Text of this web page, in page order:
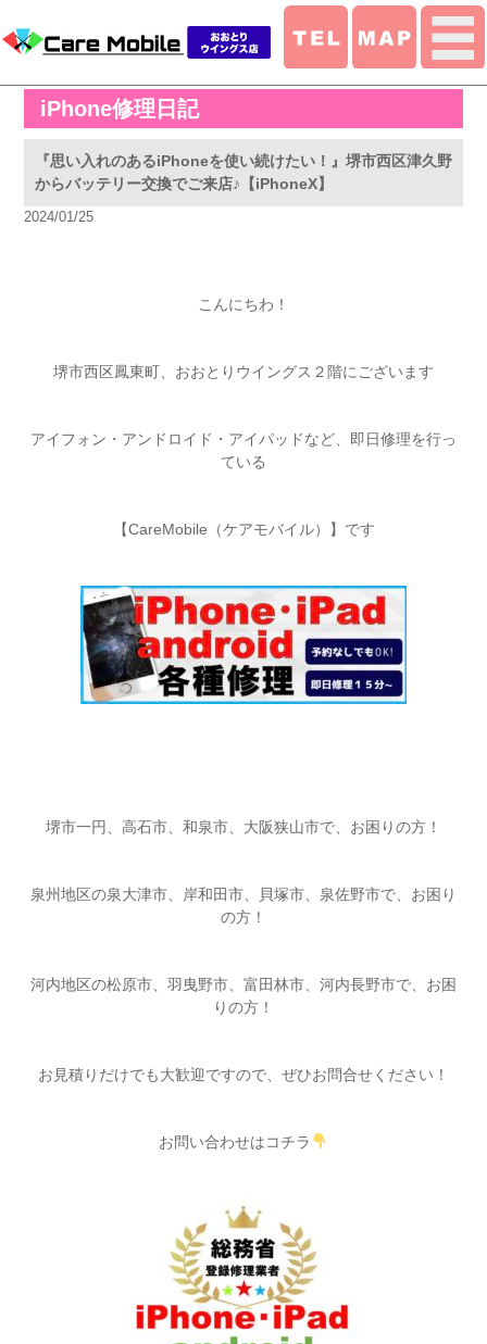
iPhone修理日記
『思い入れのあるiPhoneを使い続けたい！』堺市西区津久野
からバッテリー交換でご来店♪【iPhoneX】
2024/01/25
こんにちわ！
堺市西区鳳東町、おおとりウイングス２階にございます
アイフォン・アンドロイド・アイパッドなど、即日修理を行っ
ている
【CareMobile（ケアモバイル）】です
堺市一円、高石市、和泉市、大阪狭山市で、お困りの方！
泉州地区の泉大津市、岸和田市、貝塚市、泉佐野市で、お困り
の方！
河内地区の松原市、羽曳野市、富田林市、河内長野市で、お困
りの方！
お見積りだけでも大歓迎ですので、ぜひお問合せください！
お問い合わせはコチラ